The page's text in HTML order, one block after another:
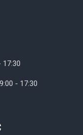
17:30
- 17:30